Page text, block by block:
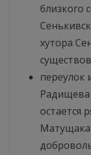
близкого
хутора
переулок
остается
Матущака